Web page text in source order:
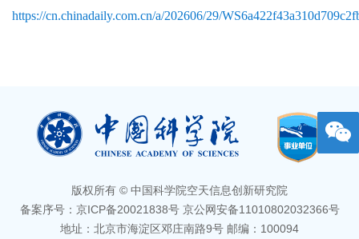
https://cn.chinadaily.com.cn/a/202606/29/
版权所有 © 中国科学院空天信息创新研究院
备案序号：京ICP备20021838号 京公网安备11010802032366号
地址：北京市海淀区邓庄南路9号 邮编：100094